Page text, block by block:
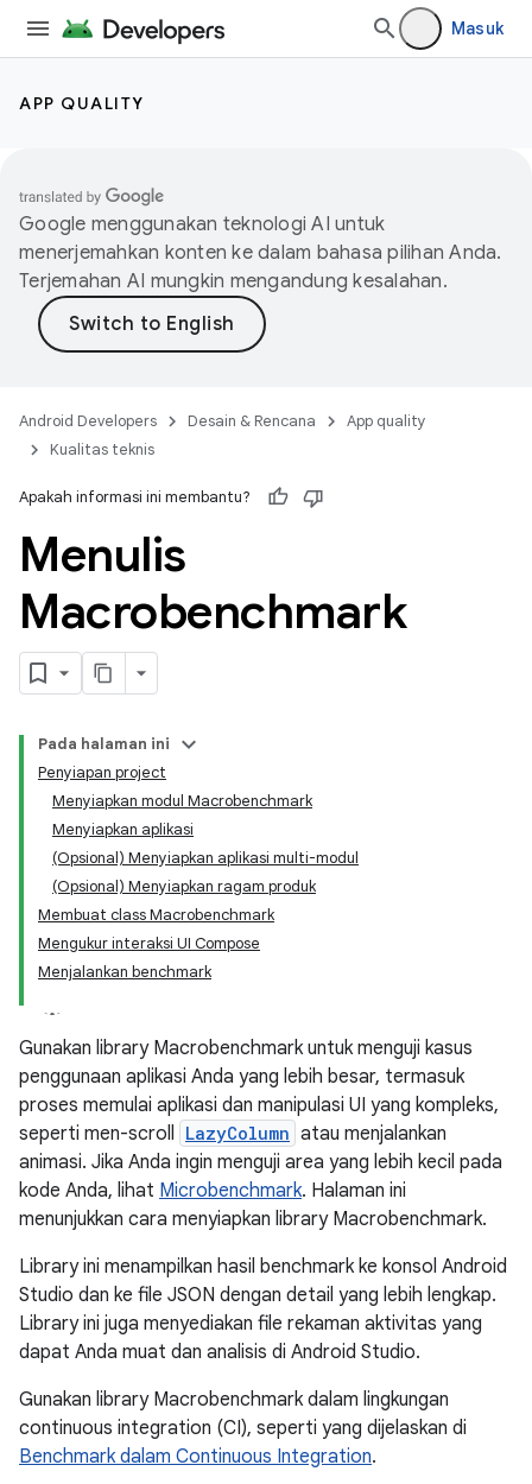
Masuk
APP QUALITY
Google menggunakan teknologi AI untuk
menerjemahkan konten ke dalam bahasa pilihan Anda.
Terjemahan AI mungkin mengandung kesalahan.
Android Developers Desain & Rencana
App quality
Kualitas teknis
Apakah informasi ini membantu?
Menulis
Macrobenchmark
Pada halaman ini
Penyiapan project
Menyiapkan modul Macrobenchmark
Menyiapkan aplikasi
(Opsional) Menyiapkan aplikasi multi-modul
(Opsional) Menyiapkan ragam produk
Membuat class Macrobenchmark
Mengukur interaksi UI Compose
Menjalankan benchmark
Gunakan library Macrobenchmark untuk menguji kasus
penggunaan aplikasi Anda yang lebih besar, termasuk
proses memulai aplikasi dan manipulasi UI yang kompleks,
seperti men-scroll LazyColumn atau menjalankan
animasi. Jika Anda ingin menguji area yang lebih kecil pada
kode Anda, lihat Microbenchmark. Halaman ini
menunjukkan cara menyiapkan library Macrobenchmark.
Library ini menampilkan hasil benchmark ke konsol Android
Studio dan ke file JSON dengan detail yang lebih lengkap.
Library ini juga menyediakan file rekaman aktivitas yang
dapat Anda muat dan analisis di Android Studio.
Gunakan library Macrobenchmark dalam lingkungan
continuous integration (CI), seperti yang dijelaskan di
Benchmark dalam Continuous Integration.